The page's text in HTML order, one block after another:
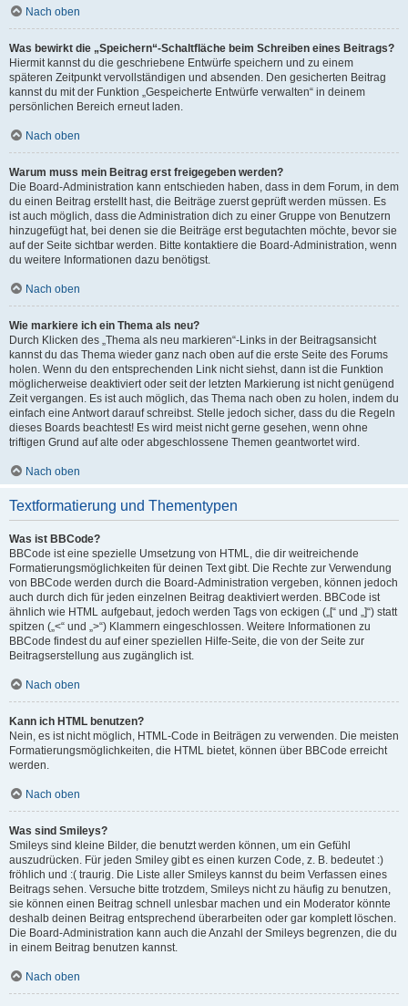
Nach oben
Was bewirkt die „Speichern“-Schaltfläche beim Schreiben eines Beitrags?
Hiermit kannst du die geschriebene Entwürfe speichern und zu einem
späteren Zeitpunkt vervollständigen und absenden. Den gesicherten Beitrag
kannst du mit der Funktion „Gespeicherte Entwürfe verwalten“ in deinem
persönlichen Bereich erneut laden.
Nach oben
Warum muss mein Beitrag erst freigegeben werden?
Die Board-Administration kann entschieden haben, dass in dem Forum, in dem
du einen Beitrag erstellt hast, die Beiträge zuerst geprüft werden müssen. Es
ist auch möglich, dass die Administration dich zu einer Gruppe von Benutzern
hinzugefügt hat, bei denen sie die Beiträge erst begutachten möchte, bevor sie
auf der Seite sichtbar werden. Bitte kontaktiere die Board-Administration, wenn
du weitere Informationen dazu benötigst.
Nach oben
Wie markiere ich ein Thema als neu?
Durch Klicken des „Thema als neu markieren“-Links in der Beitragsansicht
kannst du das Thema wieder ganz nach oben auf die erste Seite des Forums
holen. Wenn du den entsprechenden Link nicht siehst, dann ist die Funktion
möglicherweise deaktiviert oder seit der letzten Markierung ist nicht genügend
Zeit vergangen. Es ist auch möglich, das Thema nach oben zu holen, indem du
einfach eine Antwort darauf schreibst. Stelle jedoch sicher, dass du die Regeln
dieses Boards beachtest! Es wird meist nicht gerne gesehen, wenn ohne
triftigen Grund auf alte oder abgeschlossene Themen geantwortet wird.
Nach oben
Textformatierung und Thementypen
Was ist BBCode?
BBCode ist eine spezielle Umsetzung von HTML, die dir weitreichende
Formatierungsmöglichkeiten für deinen Text gibt. Die Rechte zur Verwendung
von BBCode werden durch die Board-Administration vergeben, können jedoch
auch durch dich für jeden einzelnen Beitrag deaktiviert werden. BBCode ist
ähnlich wie HTML aufgebaut, jedoch werden Tags von eckigen („[“ und „]“) statt
spitzen („<“ und „>“) Klammern eingeschlossen. Weitere Informationen zu
BBCode findest du auf einer speziellen Hilfe-Seite, die von der Seite zur
Beitragserstellung aus zugänglich ist.
Nach oben
Kann ich HTML benutzen?
Nein, es ist nicht möglich, HTML-Code in Beiträgen zu verwenden. Die meisten
Formatierungsmöglichkeiten, die HTML bietet, können über BBCode erreicht
werden.
Nach oben
Was sind Smileys?
Smileys sind kleine Bilder, die benutzt werden können, um ein Gefühl
auszudrücken. Für jeden Smiley gibt es einen kurzen Code, z. B. bedeutet :)
fröhlich und :( traurig. Die Liste aller Smileys kannst du beim Verfassen eines
Beitrags sehen. Versuche bitte trotzdem, Smileys nicht zu häufig zu benutzen,
sie können einen Beitrag schnell unlesbar machen und ein Moderator könnte
deshalb deinen Beitrag entsprechend überarbeiten oder gar komplett löschen.
Die Board-Administration kann auch die Anzahl der Smileys begrenzen, die du
in einem Beitrag benutzen kannst.
Nach oben